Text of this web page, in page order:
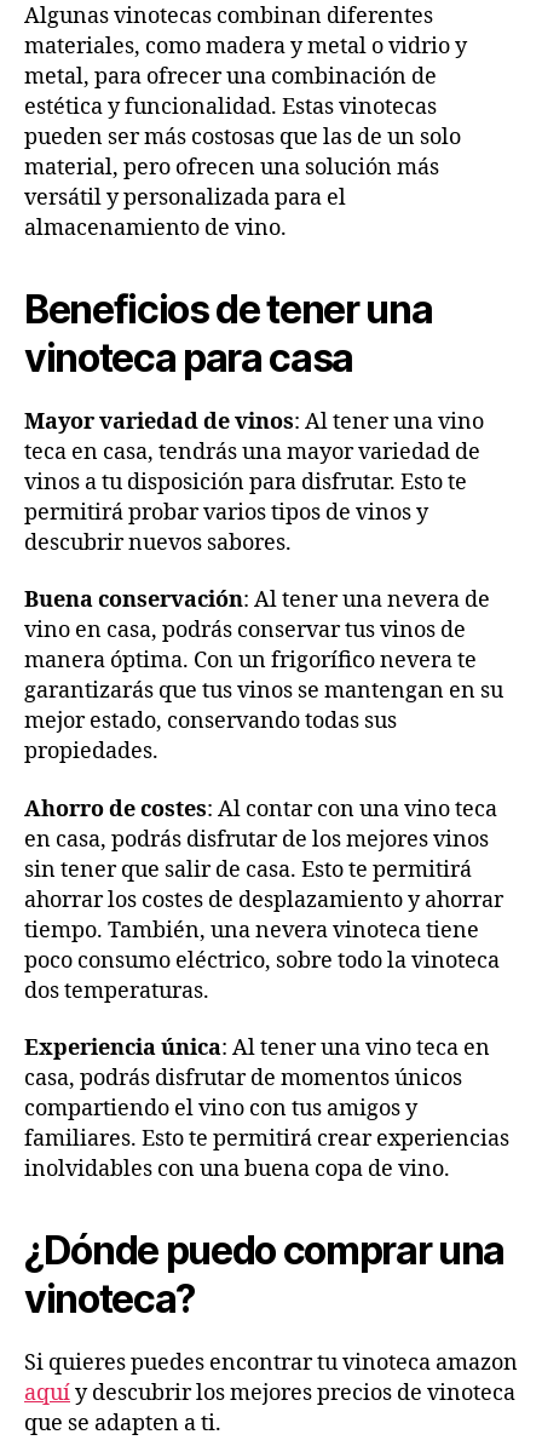
Algunas vinotecas combinan diferentes
materiales, como madera y metal o vidrio y
metal, para ofrecer una combinación de
estética y funcionalidad. Estas vinotecas
pueden ser más costosas que las de un solo
material, pero ofrecen una solución más
versátil y personalizada para el
almacenamiento de vino.
Beneficios de tener una
vinoteca para casa
Mayor variedad de vinos: Al tener una vino
teca en casa, tendrás una mayor variedad de
vinos a tu disposición para disfrutar. Esto te
permitirá probar varios tipos de vinos y
descubrir nuevos sabores.
Buena conservación: Al tener una nevera de
vino en casa, podrás conservar tus vinos de
manera óptima. Con un frigorífico nevera te
garantizarás que tus vinos se mantengan en su
mejor estado, conservando todas sus
propiedades.
Ahorro de costes: Al contar con una vino teca
en casa, podrás disfrutar de los mejores vinos
sin tener que salir de casa. Esto te permitirá
ahorrar los costes de desplazamiento y ahorrar
tiempo. También, una nevera vinoteca tiene
poco consumo eléctrico, sobre todo la vinoteca
dos temperaturas.
Experiencia única: Al tener una vino teca en
casa, podrás disfrutar de momentos únicos
compartiendo el vino con tus amigos y
familiares. Esto te permitirá crear experiencias
inolvidables con una buena copa de vino.
¿Dónde puedo comprar una
vinoteca?
Si quieres puedes encontrar tu vinoteca amazon
aquíy descubrir los mejores precios de vinoteca
que se adapten a ti.